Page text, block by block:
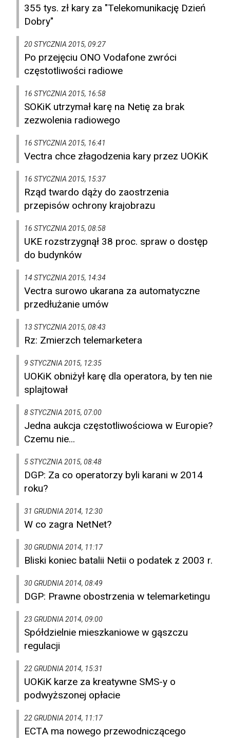
355 tys. zł kary za "Telekomunikację Dzień
Dobry"
20 STYCZNIA 2015, 09:27
Po przejęciu ONO Vodafone zwróci
częstotliwości radiowe
16 STYCZNIA 2015, 16:58
SOKiK utrzymał karę na Netię za brak
zezwolenia radiowego
16 STYCZNIA 2015, 16:41
Vectra chce złagodzenia kary przez UOKiK
16 STYCZNIA 2015, 15:37
Rząd twardo dąży do zaostrzenia
przepisów ochrony krajobrazu
16 STYCZNIA 2015, 08:58
UKE rozstrzygnął 38 proc. spraw o dostęp
do budynków
14 STYCZNIA 2015, 14:34
Vectra surowo ukarana za automatyczne
przedłużanie umów
13 STYCZNIA 2015, 08:43
Rz: Zmierzch telemarketera
9 STYCZNIA 2015, 12:35
UOKiK obniżył karę dla operatora, by ten nie
splajtował
8 STYCZNIA 2015, 07:00
Jedna aukcja częstotliwościowa w Europie?
Czemu nie...
5 STYCZNIA 2015, 08:48
DGP: Za co operatorzy byli karani w 2014
roku?
31 GRUDNIA 2014, 12:30
W co zagra NetNet?
30 GRUDNIA 2014, 11:17
Bliski koniec batalii Netii o podatek z 2003 r.
30 GRUDNIA 2014, 08:49
DGP: Prawne obostrzenia w telemarketingu
23 GRUDNIA 2014, 09:00
Spółdzielnie mieszkaniowe w gąszczu
regulacji
22 GRUDNIA 2014, 15:31
UOKiK karze za kreatywne SMS-y o
podwyższonej opłacie
22 GRUDNIA 2014, 11:17
ECTA ma nowego przewodniczącego